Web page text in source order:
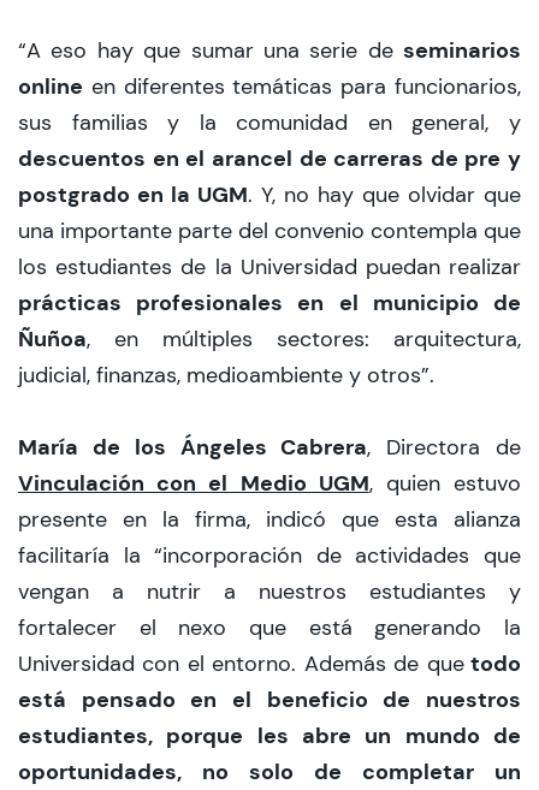
“A eso hay que sumar una serie de seminarios
online en diferentes temáticas para funcionarios,
sus familias y la comunidad en general, y
descuentos en el arancel de carreras de pre y
postgrado en la UGM. Y, no hay que olvidar que
una importante parte del convenio contempla que
los estudiantes de la Universidad puedan realizar
prácticas profesionales en el municipio de
Ñuñoa, en múltiples sectores: arquitectura,
judicial, finanzas, medioambiente y otros”.
María de los Ángeles Cabrera, Directora de
Vinculación con el Medio UGM, quien estuvo
presente en la firma, indicó que esta alianza
facilitaría la “incorporación de actividades que
vengan a nutrir a nuestros estudiantes y
fortalecer el nexo que está generando la
Universidad con el entorno. Además de quetodo
está pensado en el beneficio de nuestros
estudiantes, porque les abre un mundo de
oportunidades, no solo de completar un